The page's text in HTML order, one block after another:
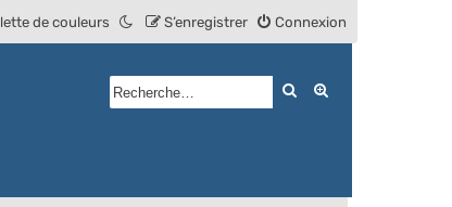
Connexion
S’enregistrer
de couleurs
Rechercher